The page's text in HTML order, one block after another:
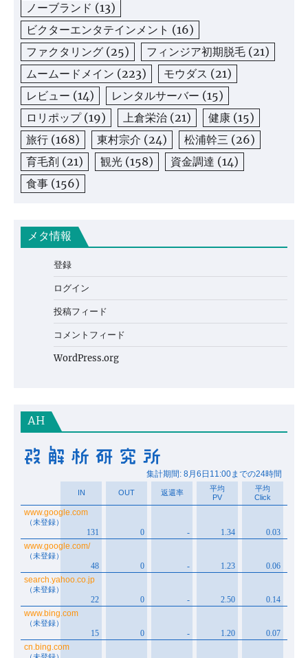
ノーブランド (13)
ビクターエンタテインメント (16)
ファクタリング (25) フィンジア初期脱毛 (21)
ムームードメイン (223) モウダス (21)
レビュー (14) レンタルサーバー (15)
ロリポップ(19) 上倉栄治 (21) 健康 (15)
旅行 (168) 東村宗介 (24) 松浦幹三 (26)
育毛剤 (21) 観光 (158) 資金調達 (14)
食事 (156)
メタ情報
登録
ログイン
投稿フィード
コメントフィード
WordPress.org
AH